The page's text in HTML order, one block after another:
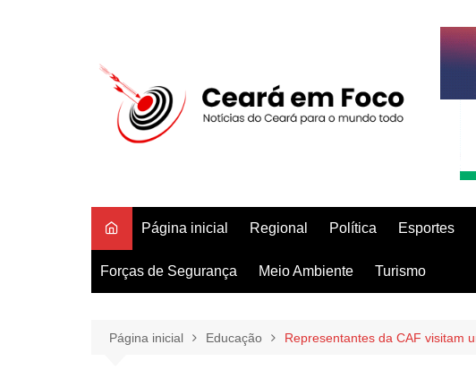
Página inicial Regional Política Esportes
Forças de Segurança Meio Ambiente Turismo
Página inicial Educação Representantes da CAF visitam